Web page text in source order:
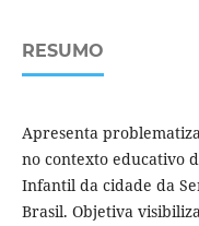
RESUMO
Apresenta
no contexto educativo
Infantil da cidade da
Brasil. Objetiva